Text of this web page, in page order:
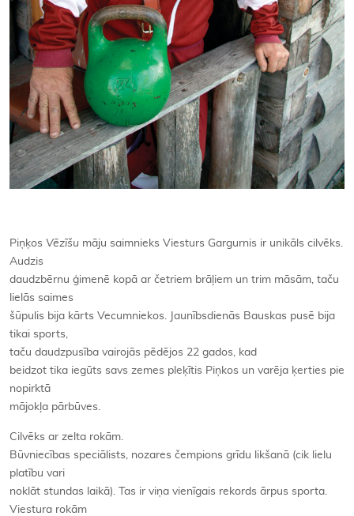
Piņķos Vēzīšu māju saimnieks Viesturs Gargurnis ir unikāls cilvēks.
Audzis
daudzbērnu ģimenē kopā ar četriem brāļiem un trim māsām, taču
lielās saimes
šūpulis bija kārts Vecumniekos. Jaunībsdienās Bauskas pusē bija
tikai sports,
taču daudzpusība vairojās pēdējos 22 gados, kad
beidzot tika iegūts savs zemes pleķītis Piņkos un varēja ķerties pie
nopirktā
mājokļa pārbūves.
Cilvēks ar zelta rokām.
Būvniecības speciālists, nozares čempions grīdu likšanā (cik lielu
platību vari
noklāt stundas laikā). Tas ir viņa vienīgais rekords ārpus sporta.
Viestura rokām